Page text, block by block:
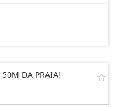
50M DA PRAIA!